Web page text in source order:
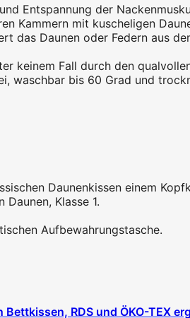
Entspannung der
Kammern mit kuscheligen
das Daunen oder Federn aus
keinem Fall durch den
waschbar bis 60 Grad und
Daunenkissen einem
Klasse 1.
Aufbewahrungstasche.